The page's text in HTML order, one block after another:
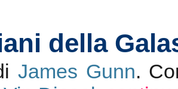
della
James Gunn.